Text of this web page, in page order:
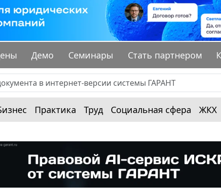
Демо Семинары Стать партнером
Практика Труд Социальная сфера ЖКХ